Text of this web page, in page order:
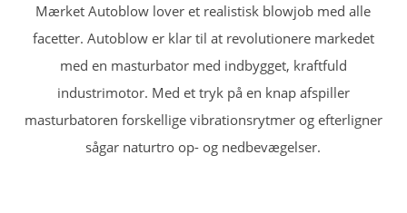
Mærket Autoblow lover et realistisk blowjob med alle
facetter. Autoblow er klar til at revolutionere markedet
med en masturbator med indbygget, kraftfuld
industrimotor. Med et tryk på en knap afspiller
masturbatoren forskellige vibrationsrytmer og efterligner
sågar naturtro op- og nedbevægelser.